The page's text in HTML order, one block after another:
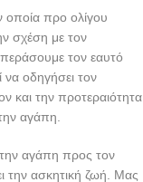
οποία προ ολίγου
σχέση με τον
τον εαυτό
οδηγήσει τον
και την προτεραιότητα
αγάπη.
αγάπη προς τον
την ασκητική ζωή. Μας